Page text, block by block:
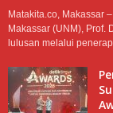
Matakita.co, Makassar
Makassar (UNM), Prof.
lulusan melalui